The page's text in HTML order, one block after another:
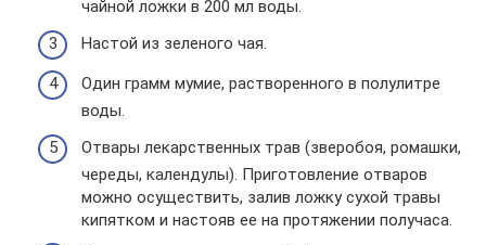
чайной ложки в 200 мл воды.
Настой из зеленого чая.
Один грамм мумие, растворенного в полулитре
воды.
Отвары лекарственных трав (зверобоя, ромашки,
череды, календулы). Приготовление отваров
можно осуществить, залив ложку сухой травы
кипятком и настояв ее на протяжении получаса.